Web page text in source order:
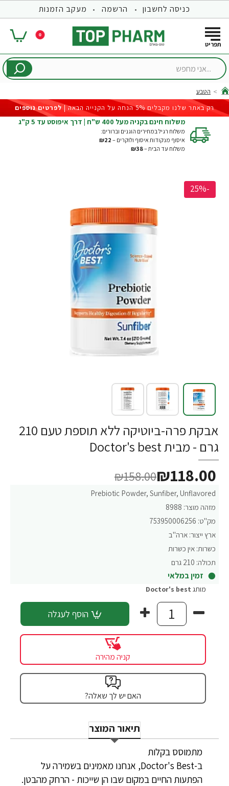
כניסה לחשבון הרשמה מעקב הזמנות
0
...אני
home
הטבע
רק באתר שלנו מקבלים 5% הנחה על הקנייה הבאה |
לפרטים נוספים
משלוח חינם בקניה מעל 400 ש"ח | דרך איפוסט עד 5 ק"ג
משלוח רגיל במחירים הוגנים וברורים:
איסוף מנקודות איסוף ולוקרים – ₪22
משלוח עד הבית –₪38
-25%
אבקת פרה-ביוטיקה ללא תוספת טעם 210
גרם - מבית Doctor's best
Prebiotic Powder, Sunfiber, Unflavored
מזהה מוצר: 8988
מק"ט: 753950006256
ארץ ייצור: ארה"ב
כשרות: אין כשרות
תכולה: 210 גרם
זמין במלאי
₪118.00
₪158.00
מותג Doctor's best
הוסף לעגלה
קניה מהירה
האם יש לך שאלה?
תיאור המוצר
מתמוסס בקלות
ב-Doctor's Best, אנחנו מאמינים בשמירה על
הפתעות החיים במקום שבו הן שייכות - הרחק מהבטן.